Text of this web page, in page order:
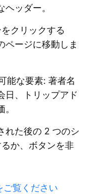
ッダー。
クリックする
ページに移動しま
能な要素: 著者名
日、トリップアド
れた後の 2 つのシ
か、ボタンを非
ご覧ください